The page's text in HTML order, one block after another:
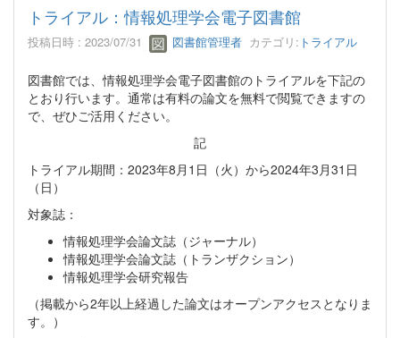
トライアル：情報処理学会電子図書館
投稿日時 : 2023/07/31 図書館管理者 カテゴリ: トライアル
図書館では、情報処理学会電子図書館のトライアルを下記の
とおり行います。通常は有料の論文を無料で閲覧できますの
で、ぜひご活用ください。
記
トライアル期間：2023年8月1日（火）から2024年3月31日
（日）
対象誌：
情報処理学会論文誌（ジャーナル）
情報処理学会論文誌（トランザクション）
情報処理学会研究報告
（掲載から2年以上経過した論文はオープンアクセスとなりま
す。）